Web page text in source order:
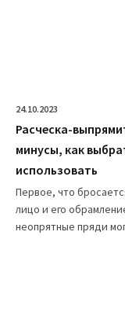
24.10.2023
Расческа-
минусы, как
использовать
Первое, что
лицо и его
неопрятные пряди